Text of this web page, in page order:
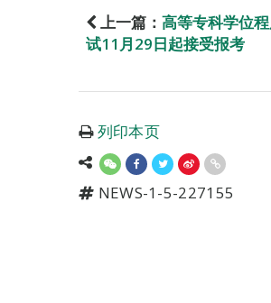
上一篇： 高等专科学位
试11月29日起接受报考
列印本页
NEWS-1-5-227155